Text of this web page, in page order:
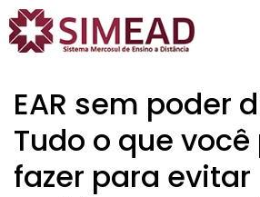
EAR sem poder
Tudo o que
fazer para evitar